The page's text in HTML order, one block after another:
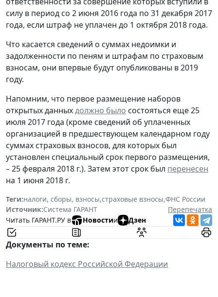
силу в период со 2 июня 2016 года по 31 декабря 2017
года, если штраф не уплачен до 1 октября 2018 года.
Что касается сведений о суммах недоимки и
задолженности по пеням и штрафам по страховым
взносам, они впервые будут опубликованы в 2019
году.
Напомним, что первое размещение наборов
открытых данныхдолжно было состояться еще 25
июля 2017 года (кроме сведений об уплаченных
организацией в предшествующем календарном году
суммах страховых взносов, для которых был
установлен специальный срок первого размещения,
– 25 февраля 2018 г.). Затем этот срок был перенесен
на 1 июня 2018 г.
Теги:налоги, сборы, взносы,страховые взносы,ФНС России
Источник:Система ГАРАНТ
Перепечатка
Читать ГАРАНТ.РУ в
Новостии Дзен
Документы по теме:
Налоговый кодекс Российской Федерации